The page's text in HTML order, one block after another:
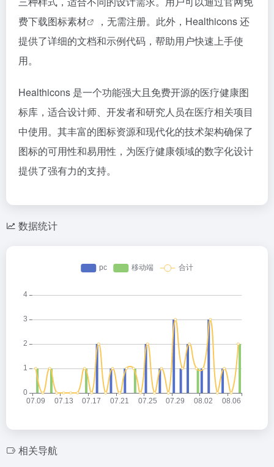
费下载图标素材
，无需注册。此外，Healthicons 还
提供了详细的文档和示例代码，帮助用户快速上手使
用。
Healthicons 是一个功能强大且免费开源的医疗健康图
标库，适合设计师、开发者和研究人员在医疗相关项目
中使用。其丰富的图标资源和现代化的技术架构确保了
图标的可用性和易用性，为医疗健康领域的数字化设计
提供了强有力的支持。
数据统计
相关导航